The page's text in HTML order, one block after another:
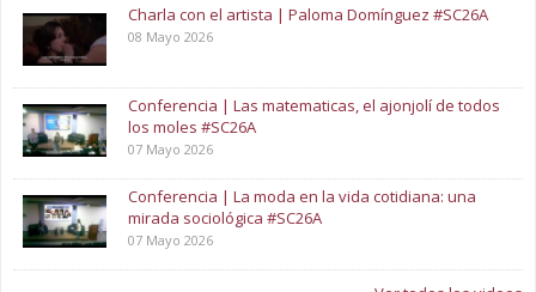
Charla con el artista | Paloma Domínguez #SC26A
08 Mayo 2026
Conferencia | Las matematicas, el ajonjolí de todos
los moles #SC26A
07 Mayo 2026
Conferencia | La moda en la vida cotidiana: una
mirada sociológica #SC26A
07 Mayo 2026